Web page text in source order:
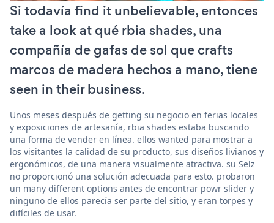
Si todavía find it unbelievable, entonces
take a look at qué rbia shades, una
compañía de gafas de sol que crafts
marcos de madera hechos a mano, tiene
seen in their business.
Unos meses después de getting su negocio en ferias locales
y exposiciones de artesanía, rbia shades estaba buscando
una forma de vender en línea. ellos wanted para mostrar a
los visitantes la calidad de su producto, sus diseños livianos y
ergonómicos, de una manera visualmente atractiva. su Selz
no proporcionó una solución adecuada para esto. probaron
un many different options antes de encontrar powr slider y
ninguno de ellos parecía ser parte del sitio, y eran torpes y
difíciles de usar.